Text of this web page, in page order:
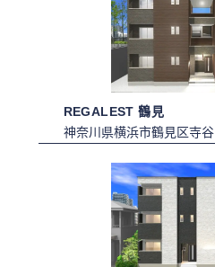
REGALEST 鶴見
神奈川県横浜市鶴見区寺谷